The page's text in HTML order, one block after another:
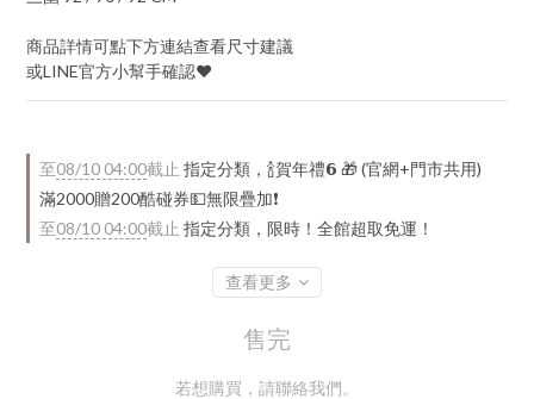
商品詳情可點下方連結查看尺寸建議
或LINE官方小幫手確認♥
至08/10 04:00截止 指定分類，🍾賀年禮️𝟲 🎁 (官網+門市共用)
滿2000贈200酷碰券💵無限疊加❗
至08/10 04:00截止 指定分類，限時！全館超取免運！
查看更多
售完
若想購買，請聯絡我們。